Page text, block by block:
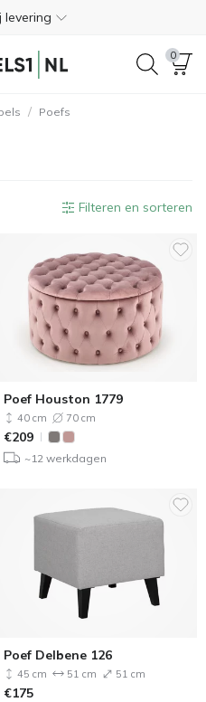
levering
365 dagen
4.3
binnen brengen
0172
0
/ Poefs
Filteren en sorteren
Poef Houston 1779
40 cm 70 cm
€209
~12 werkdagen
Poef Delbene 126
45 cm 51 cm 51 cm
€175